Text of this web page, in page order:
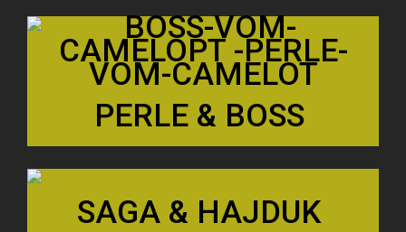
PERLE & BOSS
SAGA & HAJDUK